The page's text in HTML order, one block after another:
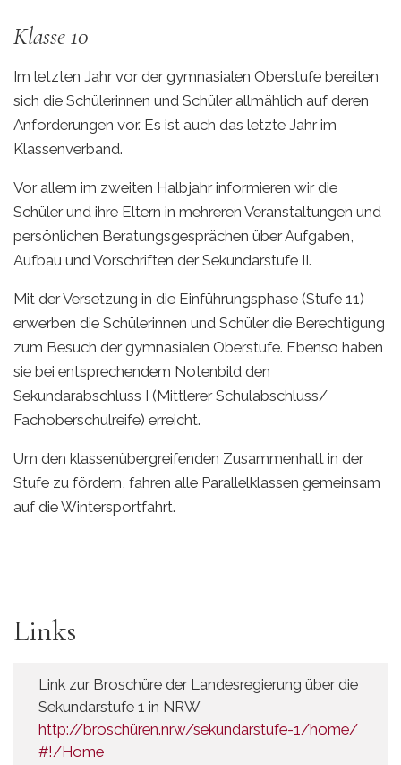
Klasse 10
Im letzten Jahr vor der gymnasialen Oberstufe bereiten
sich die Schülerinnen und Schüler allmählich auf deren
Anforderungen vor. Es ist auch das letzte Jahr im
Klassenverband.
Vor allem im zweiten Halbjahr informieren wir die
Schüler und ihre Eltern in mehreren Veranstaltungen und
persönlichen Beratungsgesprächen über Aufgaben,
Aufbau und Vorschriften der Sekundarstufe II.
Mit der Versetzung in die Einführungsphase (Stufe 11)
erwerben die Schülerinnen und Schüler die Berechtigung
zum Besuch der gymnasialen Oberstufe. Ebenso haben
sie bei entsprechendem Notenbild den
Sekundarabschluss I (Mittlerer Schulabschluss/
Fachoberschulreife) erreicht.
Um den klassenübergreifenden Zusammenhalt in der
Stufe zu fördern, fahren alle Parallelklassen gemeinsam
auf die Wintersportfahrt.
Links
Link zur Broschüre der Landesregierung über die
Sekundarstufe 1 in NRW
http://broschüren.nrw/sekundarstufe-1/home/
#!/Home